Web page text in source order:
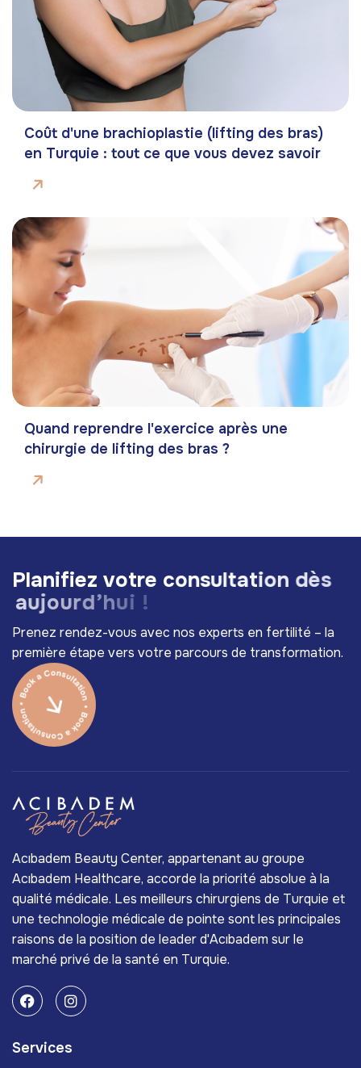
Coût d'une brachioplastie (lifting des bras)
en Turquie : tout ce que vous devez savoir
Quand reprendre l'exercice après une
chirurgie de lifting des bras ?
Planifiez votre consultation dès
aujourd’hui !
Prenez rendez-vous avec nos experts en fertilité – la
première étape vers votre parcours de transformation.
Acıbadem Beauty Center, appartenant au groupe
Acıbadem Healthcare, accorde la priorité absolue à la
qualité médicale. Les meilleurs chirurgiens de Turquie et
une technologie médicale de pointe sont les principales
raisons de la position de leader d'Acıbadem sur le
marché privé de la santé en Turquie.
Services